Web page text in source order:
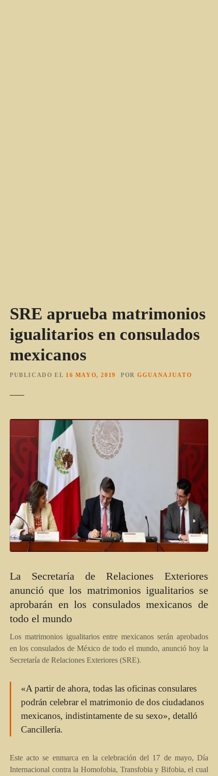
SRE aprueba matrimonios
igualitarios en consulados
mexicanos
PUBLICADO EL 16 MAYO, 2019 POR GGUANAJUATO
La Secretaría de Relaciones Exteriores
anunció que los matrimonios igualitarios se
aprobarán en los consulados mexicanos de
todo el mundo
Los matrimonios igualitarios entre mexicanos serán aprobados
en los consulados de México de todo el mundo, anunció hoy la
Secretaría de Relaciones Exteriores (SRE).
«A partir de ahora, todas las oficinas consulares
podrán celebrar el matrimonio de dos ciudadanos
mexicanos, indistintamente de su sexo», detalló
Cancillería.
Este acto se enmarca en la celebración del 17 de mayo, Día
Internacional contra la Homofobia, Transfobia y Bifobia, el cual